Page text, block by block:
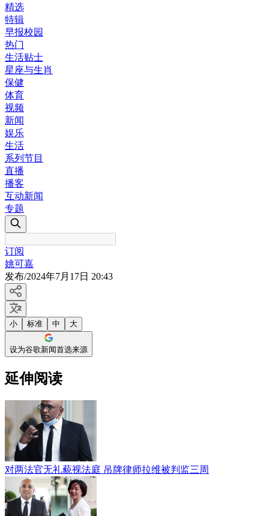
精选
特辑
早报校园
热门
生活贴士
星座与生肖
保健
体育
视频
新闻
娱乐
生活
系列节目
直播
播客
互动新闻
专题
订阅
姚可嘉
发布/2024年7月17日 20:43
小 标准 中 大
设为谷歌新闻首选来源
延伸阅读
对两法官无礼藐视法庭 吊牌律师拉维被判监三周